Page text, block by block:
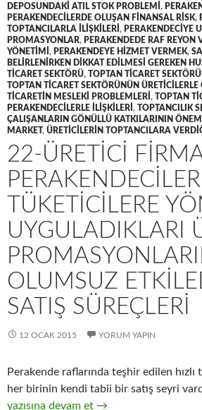
DEPOSUNDAKI ATIL STOK PROBLEMI ,
PERAKENDECILERDE OLUŞAN FINANSAL RISK,
TOPTANCILARLA ILIŞKILERI , PERAKENDECIYE
PROMASYONLAR, PERAKENDEDE RAF REYON
YÖNETIMI , PERAKENDEYE HIZMET VERMEK,
BELIRLENIRKEN DIKKAT EDILMESI GEREKEN
TICARET SEKTÖRÜ, TOPTAN TICARET
TOPTAN TICARET SEKTÖRÜNÜN ÜRETICILERLE
TICARETIN MESLEKI PROBLEMLERI , TOPTAN
PERAKENDECILERLE ILIŞKILERI , TOPTANCILIK
ÇALIŞANLARIN GÖNÜLLÜ KATKILARININ ÖNEMI
MARKET, ÜRETICILERIN TOPTANCILARA
22-ÜRETICI
TÜKETICILERE
UYGULADIKLARI
OLUMSUZ
SATIŞ SÜREÇLERI
12 OCAK 2015 YORUM YAPIN
Perakende raflarında teşhir edilen
her birinin kendi tabii bir satış seyri
22-Üretici firmaların perakendecilere
yazısına devam et →